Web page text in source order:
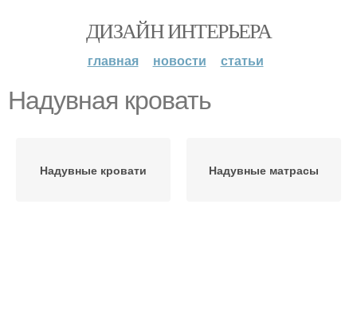
ДИЗАЙН ИНТЕРЬЕРА
главная новости статьи
Надувная кровать
Надувные кровати Надувные матрасы